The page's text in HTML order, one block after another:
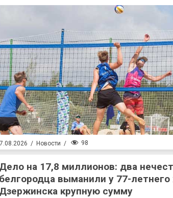
/ Новости / 98
Дело на 17,8 миллионов: два
белгородца выманили у 77-
Дзержинска крупную сумму